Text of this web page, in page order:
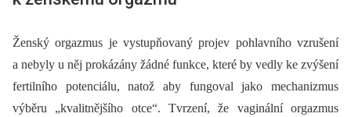
Ženský orgazmus je vystupňovaný projev pohlavního vzrušení
a nebyly u něj prokázány žádné funkce, které by vedly ke zvýšení
fertilního potenciálu, natož aby fungoval jako mechanizmus
výběru „kvalitnějšího otce“. Tvrzení, že vaginální orgazmus